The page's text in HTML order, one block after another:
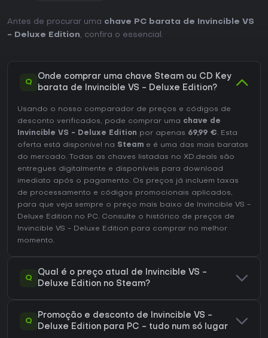
Antes de procurar uma chave PC barata de Invincible VS
- Deluxe Edition, confira o essencial.
Q
Onde comprar uma chave Steam ou CD Key
barata de Invincible VS - Deluxe Edition?
Usando o nosso comparador de preços e códigos de
desconto verificados, pode comprar uma chave de
Invincible VS - Deluxe Edition por apenas 69,99 €. Esta
oferta está disponível na Steam e é uma das mais baratas
do mercado. Todas as chaves listadas no XD.deals são
entregues digitalmente e disponíveis para download
imediato após o pagamento. Os preços já incluem taxas
de processamento e códigos promocionais aplicados,
para que veja sempre o preço mais baixo de Invincible VS -
Deluxe Edition no PC. Consulte o histórico de preços de
Invincible VS - Deluxe Edition para comprar no melhor
momento.
Q
Qual é o preço atual de Invincible VS -
Deluxe Edition no Steam?
Q
Promoção e desconto de Invincible VS -
Deluxe Edition para PC - tudo num só lugar